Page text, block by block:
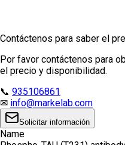
Contáctenos para saber el
Por favor contáctenos para
el precio y disponibilidad.
📞 935106861
✉ info@markelab.com
Solicitar información
Name